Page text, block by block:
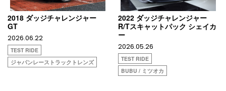
2018 ダッジチャレンジャー
GT
2026.06.22
TEST RIDE
ジャパンレーストラックトレンズ
2022 ダッジチャレンジャー
R/Tスキャットパック シェイカ
ー
2026.05.26
TEST RIDE
BUBU / ミツオカ